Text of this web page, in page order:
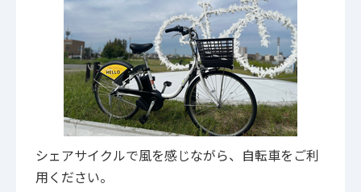
シェアサイクルで風を感じながら、自転車をご利
用ください。